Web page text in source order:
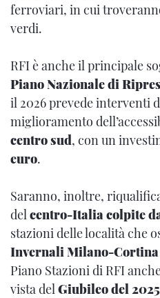
ferroviari, in cui
verdi.
RFI è anche il principale
Piano Nazionale di
il 2026 prevede interventi
miglioramento
centro sud, con un
euro.
Saranno, inoltre,
del centro-Italia colpite
stazioni delle località che
Invernali Milano-Cortina
Piano Stazioni di RFI
vista del Giubileo del 2025